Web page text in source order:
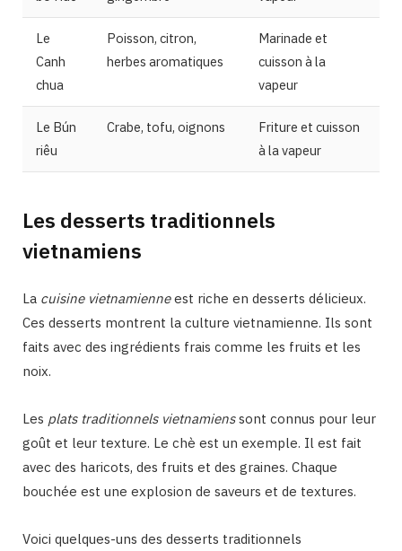
Le
Canh
chua
Poisson, citron,
herbes aromatiques
Marinade et
cuisson à la
vapeur
Le Bún
riêu
Crabe, tofu, oignons
Friture et cuisson
à la vapeur
Les desserts traditionnels
vietnamiens
La cuisine vietnamienneest riche en desserts délicieux.
Ces desserts montrent la culture vietnamienne. Ils sont
faits avec des ingrédients frais comme les fruits et les
noix.
Les plats traditionnels vietnamienssont connus pour leur
goût et leur texture. Le chè est un exemple. Il est fait
avec des haricots, des fruits et des graines. Chaque
bouchée est une explosion de saveurs et de textures.
Voici quelques-uns des desserts traditionnels